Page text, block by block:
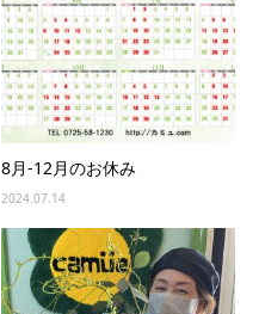
8月-12月のお休み
2024.07.14